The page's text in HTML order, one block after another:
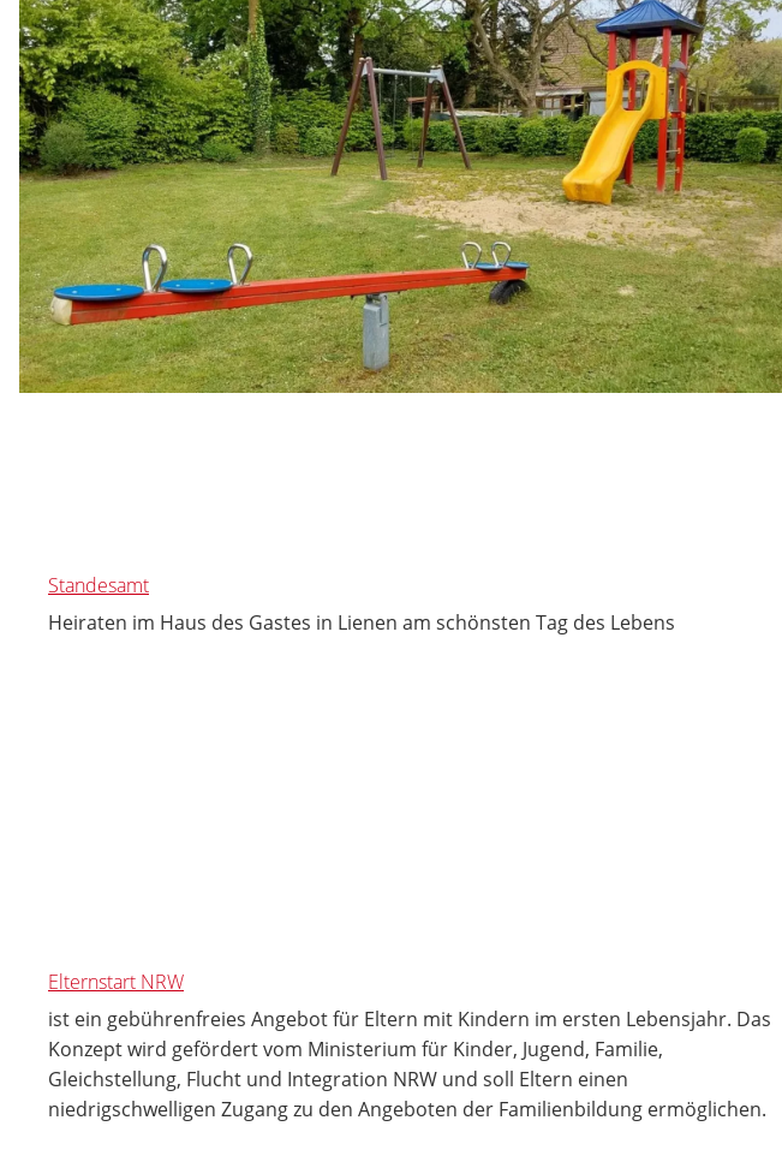
Standesamt
Heiraten im Haus des Gastes in Lienen am schönsten Tag des Lebens
Elternstart NRW
ist ein gebührenfreies Angebot für Eltern mit Kindern im ersten Lebensjahr. Das
Konzept wird gefördert vom Ministerium für Kinder, Jugend, Familie,
Gleichstellung, Flucht und Integration NRW und soll Eltern einen
niedrigschwelligen Zugang zu den Angeboten der Familienbildung ermöglichen.